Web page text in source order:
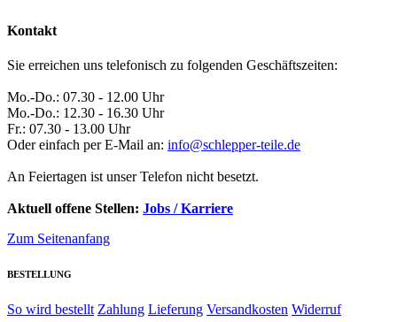
Kontakt
Sie erreichen uns telefonisch zu folgenden Geschäftszeiten:
Mo.-Do.: 07.30 - 12.00 Uhr
Mo.-Do.: 12.30 - 16.30 Uhr
Fr.: 07.30 - 13.00 Uhr
Oder einfach per E-Mail an: info@schlepper-teile.de
An Feiertagen ist unser Telefon nicht besetzt.
Aktuell offene Stellen: Jobs / Karriere
Zum Seitenanfang
BESTELLUNG
So wird bestellt Zahlung Lieferung Versandkosten Widerruf